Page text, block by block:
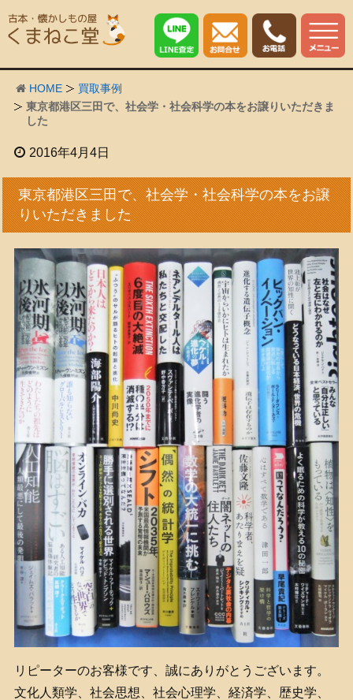
HOME
買取事例
東京都港区三田で、社会学・社会科学の本をお譲りいただきま
した
2016年4月4日
東京都港区三田で、社会学・社会科学の本をお譲
りいただきました
リピーターのお客様です、誠にありがとうございます。
文化人類学、社会思想、社会心理学、経済学、歴史学、